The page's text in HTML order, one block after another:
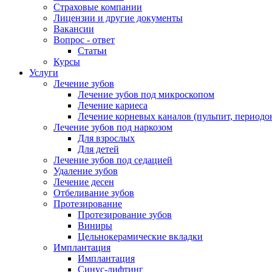
Страховые компании
Лицензии и другие документы
Вакансии
Вопрос - ответ
Статьи
Курсы
Услуги
Лечение зубов
Лечение зубов под микроскопом
Лечение кариеса
Лечение корневых каналов (пульпит,
Лечение зубов под наркозом
Для взрослых
Для детей
Лечение зубов под седацией
Удаление зубов
Лечение десен
Отбеливание зубов
Протезирование
Протезирование зубов
Виниры
Цельнокерамические вкладки
Имплантация
Имплантация
Синус-лифтинг